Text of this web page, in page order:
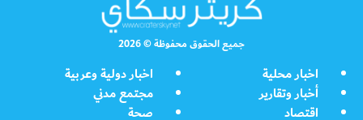
جميع الحقوق محفوظة © 2026
اخبار محلية
اخبار دولية وعربية
أخبار وتقارير
مجتمع مدني
اقتصاد
صحة